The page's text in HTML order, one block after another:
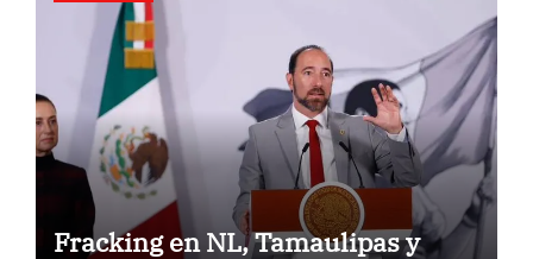
Fracking en NL, Tamaulipas y